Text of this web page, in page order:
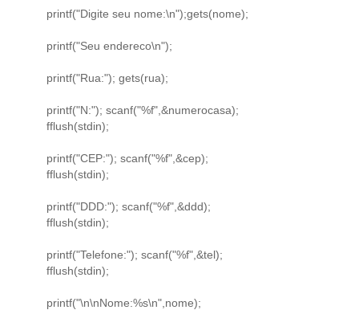
printf("Digite seu nome:\n");gets(nome);
printf("Seu endereco\n");
printf("Rua:"); gets(rua);
printf("N:"); scanf("%f",&numerocasa);
fflush(stdin);
printf("CEP:"); scanf("%f",&cep);
fflush(stdin);
printf("DDD:"); scanf("%f",&ddd);
fflush(stdin);
printf("Telefone:"); scanf("%f",&tel);
fflush(stdin);
printf("\n\nNome:%s\n",nome);